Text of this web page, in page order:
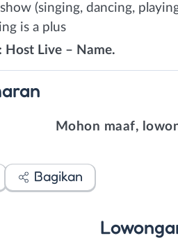
(singing, dancing,
is a plus
Host Live – Name.
Mohon maaf,
Bagikan